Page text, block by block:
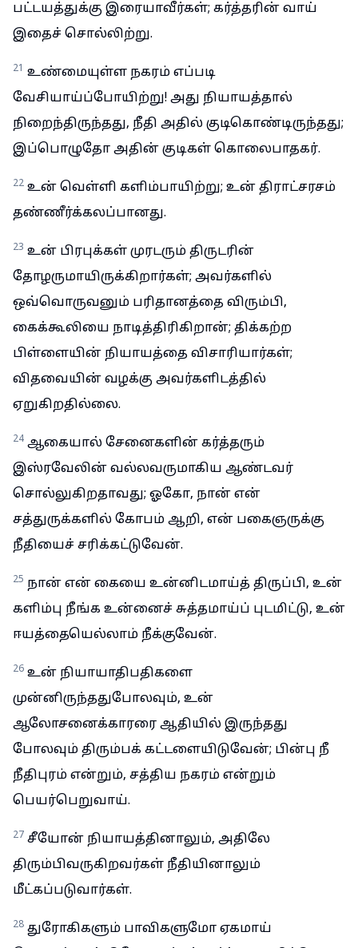
பட்டயத்துக்கு இரையாவீர்கள்; கர்த்தரின் வாய்
இதைச் சொல்லிற்று.
21 உண்மையுள்ள நகரம் எப்படி
வேசியாய்ப்போயிற்று! அது நியாயத்தால்
நிறைந்திருந்தது, நீதி அதில் குடிகொண்டிருந்தது;
இப்பொழுதோ அதின் குடிகள் கொலைபாதகர்.
22 உன் வெள்ளி களிம்பாயிற்று; உன் திராட்சரசம்
தண்ணீர்க்கலப்பானது.
23 உன் பிரபுக்கள் முரடரும் திருடரின்
தோழருமாயிருக்கிறார்கள்; அவர்களில்
ஒவ்வொருவனும் பரிதானத்தை விரும்பி,
கைக்கூலியை நாடித்திரிகிறான்; திக்கற்ற
பிள்ளையின் நியாயத்தை விசாரியார்கள்;
விதவையின் வழக்கு அவர்களிடத்தில்
ஏறுகிறதில்லை.
24 ஆகையால் சேனைகளின் கர்த்தரும்
இஸ்ரவேலின் வல்லவருமாகிய ஆண்டவர்
சொல்லுகிறதாவது; ஓகோ, நான் என்
சத்துருக்களில் கோபம் ஆறி, என் பகைஞருக்கு
நீதியைச் சரிக்கட்டுவேன்.
25 நான் என் கையை உன்னிடமாய்த் திருப்பி, உன்
களிம்பு நீங்க உன்னைச் சுத்தமாய்ப் புடமிட்டு, உன்
ஈயத்தையெல்லாம் நீக்குவேன்.
26 உன் நியாயாதிபதிகளை
முன்னிருந்ததுபோலவும், உன்
ஆலோசனைக்காரரை ஆதியில் இருந்தது
போலவும் திரும்பக் கட்டளையிடுவேன்; பின்பு நீ
நீதிபுரம் என்றும், சத்திய நகரம் என்றும்
பெயர்பெறுவாய்.
27 சீயோன் நியாயத்தினாலும், அதிலே
திரும்பிவருகிறவர்கள் நீதியினாலும்
மீட்கப்படுவார்கள்.
28 துரோகிகளும் பாவிகளுமோ ஏகமாய்